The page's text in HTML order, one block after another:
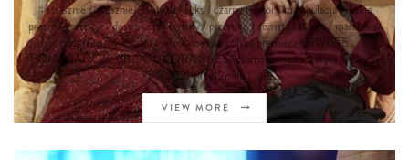
# strasznie śmiesznie/ polityka / seks / czarny humor / manipulacja / dzikie
prosię / korupcja / desperacja / tortury / przemoc / zemsta / taniec / marzenia /
podgrzewany nabiał / mikrofalówka / polska premiera KRWISTE
POMARAŃCZE (BLOODY ORANGES) czarna komedia, satyra / Francja
/ 2021 / 1h 42min...
VIEW MORE